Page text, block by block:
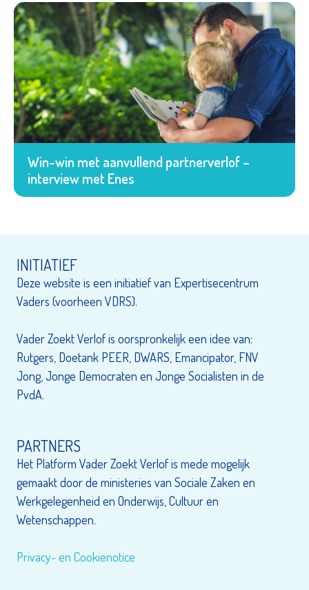
Win-win met aanvullend partnerverlof –
interview met Enes
INITIATIEF
Deze website is een initiatief van Expertisecentrum
Vaders (voorheen VDRS).
Vader Zoekt Verlof is oorspronkelijk een idee van:
Rutgers, Doetank PEER, DWARS, Emancipator, FNV
Jong, Jonge Democraten en Jonge Socialisten in de
PvdA.
PARTNERS
Het Platform Vader Zoekt Verlof is mede mogelijk
gemaakt door de ministeries van Sociale Zaken en
Werkgelegenheid en Onderwijs, Cultuur en
Wetenschappen.
Privacy- en Cookienotice